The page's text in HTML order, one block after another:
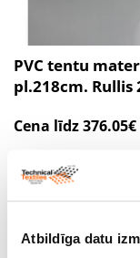
Atbildīga datu
PVC tentu
pl.218cm. Rullis
Cena līdz
SALE